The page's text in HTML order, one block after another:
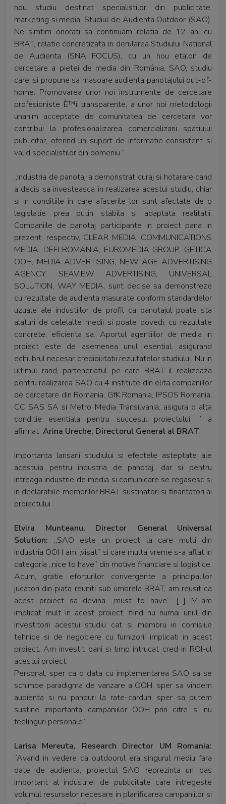
nou studiu destinat specialistilor din publicitate,
marketing si media, Studiul de Audienta Outdoor (SAO).
Ne simtim onorati sa continuam relatia de 12 ani cu
BRAT, relatie concretizata in derularea Studiului National
de Audienta (SNA FOCUS), cu un nou etalon de
cercetare a pietei de media din România, SAO, studiu
care isi propune sa masoare audienta panotajului out-of-
home. Promovarea unor noi instrumente de cercetare
profesioniste È™i transparente, a unor noi metodologii
unanim acceptate de comunitatea de cercetare vor
contribui la profesionalizarea comercializarii spatiului
publicitar, oferind un suport de informatie consistent si
valid specialistilor din domeniu.”
„Industria de panotaj a demonstrat curaj si hotarare cand
a decis sa investeasca in realizarea acestui studiu, chiar
si in conditiile in care afacerile lor sunt afectate de o
legislatie prea putin stabila si adaptata realitatii.
Companiile de panotaj participante in proiect pana in
prezent, respectiv, CLEAR MEDIA, COMMUNICATIONS
MEDIA, DEFI ROMANIA, EUROMEDIA GROUP, GETICA
OOH, MEDIA ADVERTISING, NEW AGE ADVERTISING
AGENCY, SEAVIEW ADVERTISING, UNIVERSAL
SOLUTION, WAY MEDIA, sunt decise sa demonstreze
cu rezultate de audienta masurate conform standardelor
uzuale ale industiilor de profil ca panotajul poate sta
alaturi de celelalte medii si poate dovedi, cu rezultate
concrete, eficienta sa. Aportul agentiilor de media in
proiect este de asemenea unul esential, asigurand
echilibrul necesar credibilitatii rezultatelor studiului. Nu in
ultimul rand, parteneriatul pe care BRAT il realizeaza
pentru realizarea SAO cu 4 institute din elita companiilor
de cercetare din Romania, GfK Romania, IPSOS Romania,
CC SAS SA si Metro Media Transilvania, asigura o alta
conditie esentiala pentru succesul proiectului. ” a
afirmat Arina Ureche, Directorul General al BRAT.
Importanta lansarii studiului si efectele asteptate ale
acestuia pentru industria de panotaj, dar si pentru
intreaga industrie de media si comunicare se regasesc si
in declaratiile membrilor BRAT sustinatori si finantatori ai
proiectului.
Elvira Munteanu, Director General Universal
Solution: „SAO este un proiect la care multi din
industria OOH am „visat” si care multa vreme s-a aflat in
categoria „nice to have” din motive financiare si logistice.
Acum, gratie eforturilor convergente a principalilor
jucatori din piata reuniti sub umbrela BRAT, am reusit ca
acest proiect sa devina „must to have”. [...] M-am
implicat mult in acest proiect, fiind nu numai unul din
investitorii acestui studiu cat si membru in comisiile
tehnice si de negociere cu furnizorii implicati in acest
proiect. Am investit bani si timp intrucat cred in ROI-ul
acestui proiect.
Personal, sper ca o data cu implementarea SAO sa se
schimbe paradigma de vanzare a OOH, sper sa vindem
audienta si nu panouri la rate-carduri, sper sa putem
sustine importanta campaniilor OOH prin cifre si nu
feelinguri personale.”
Larisa Mereuta, Research Director UM Romania:
“Avand in vedere ca outdoorul era singurul mediu fara
date de audienta, proiectul SAO reprezinta un pas
important al industriei de publicitate care intregeste
volumul resurselor necesare in planificarea campaniilor si